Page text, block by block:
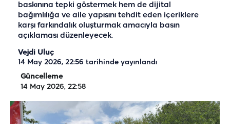
baskınına tepki göstermek hem de dijital
bağımlılığa ve aile yapısını tehdit eden içeriklere
karşı farkındalık oluşturmak amacıyla basın
açıklaması düzenleyecek.
Vejdi Uluç
14 May 2026, 22:56 tarihinde yayınlandı
Güncelleme
14 May 2026, 22:58